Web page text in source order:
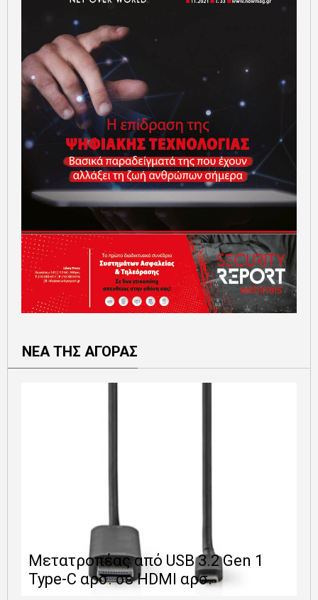
ΝΕΑ ΤΗΣ ΑΓΟΡΑΣ
Μετατροπέας από USB 3.2 Gen 1
Type-C αρσ. σε HDMI αρσ.